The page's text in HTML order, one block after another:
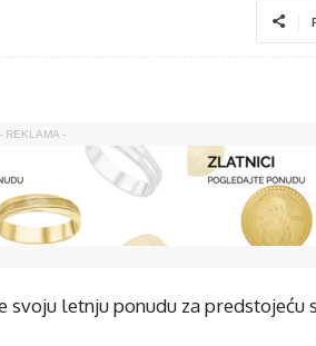
- REKLAMA -
letnju ponudu za predstojeću